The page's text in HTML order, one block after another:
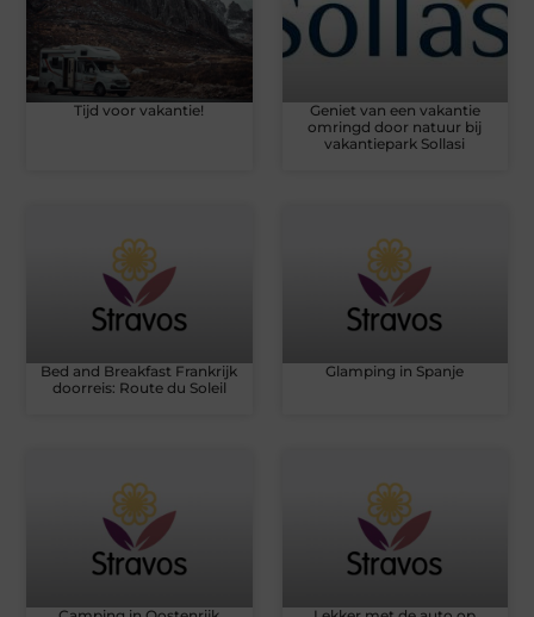
Tijd voor vakantie!
Geniet van een vakantie
omringd door natuur bij
vakantiepark Sollasi
Bed and Breakfast Frankrijk
doorreis: Route du Soleil
Glamping in Spanje